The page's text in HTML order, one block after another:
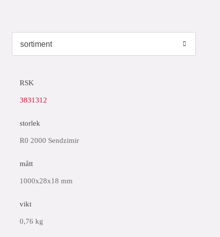
RSK
3831312
storlek
R0 2000 Sendzimir
mått
1000x28x18 mm
vikt
0,76 kg